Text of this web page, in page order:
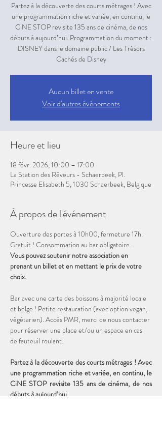
Partez à la découverte des courts métrages ! Avec
une programmation riche et variée, en continu, le
CiNE STOP revisite 135 ans de cinéma, de nos
débuts à aujourd’hui. Programmation du moment :
DISNEY dans le domaine public / Les Trésors
Cachés de Disney
Aucun billet en vente
Voir d'autres événements
Heure et lieu
18 févr. 2026, 10:00 – 17:00
La Station des Rêveurs - Schaerbeek, Pl.
Princesse Elisabeth 5, 1030 Schaerbeek, Belgique
À propos de l'événement
Ouverture des portes à 10h00, fermeture 17h.
Gratuit ! Consommation au bar obligatoire.
Vous pouvez soutenir notre association en
prenant un billet et en mettant le prix de votre
choix.
Bar avec une carte des boissons à majorité locale
et belge ! Petite restauration (avec option vegan,
végétarien). Accès PMR, merci de nous contacter
pour réserver une place et/ou un espace en cas
de fauteuil roulant.
Partez à la découverte des courts métrages ! Avec
une programmation riche et variée, en continu, le
CiNE STOP revisite 135 ans de cinéma, de nos
débuts à aujourd’hui.